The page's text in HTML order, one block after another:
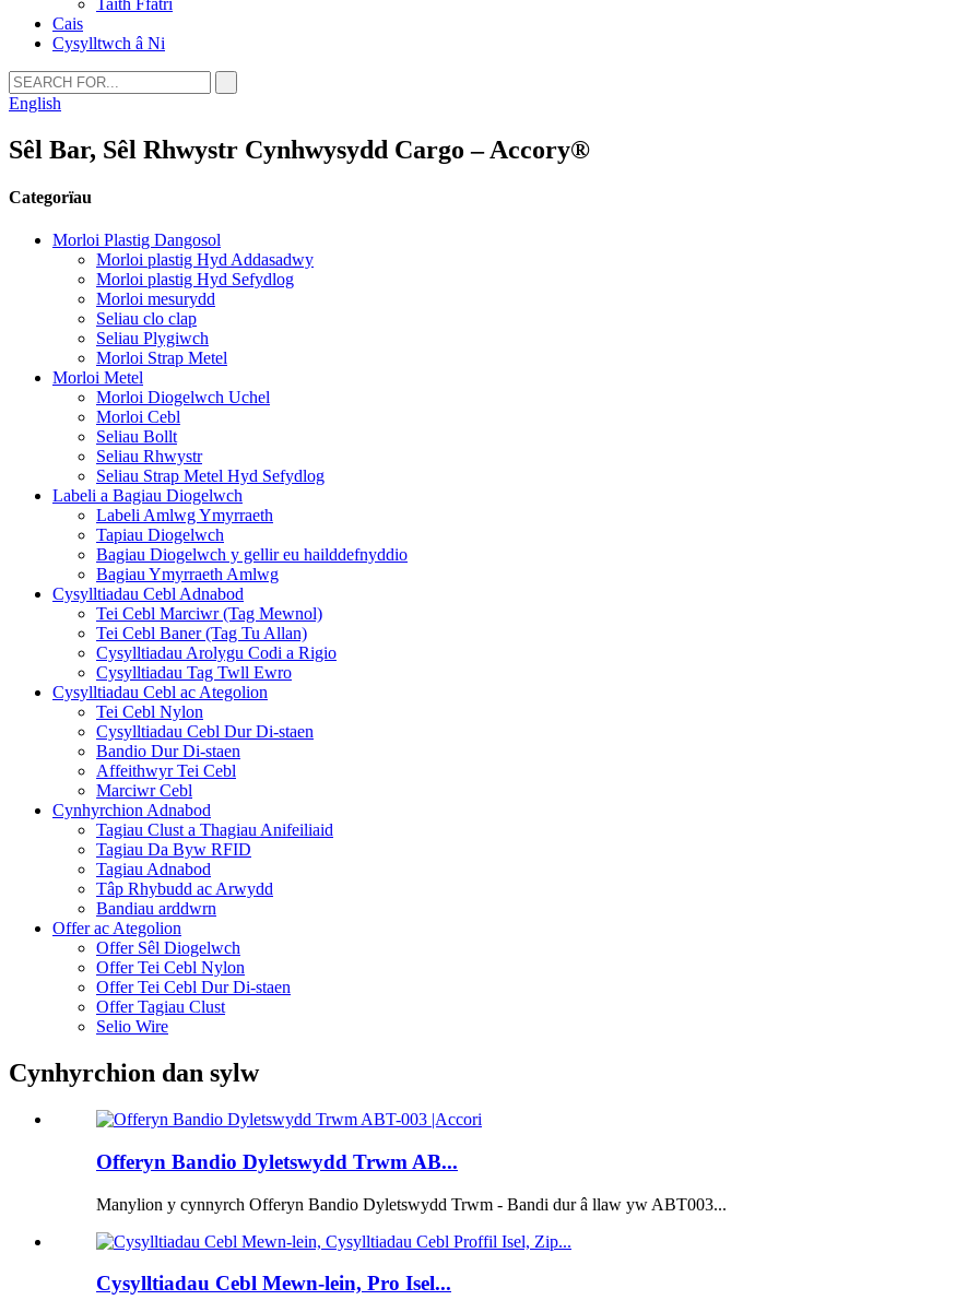
Taith Ffatri
Cais
Cysylltwch â Ni
English
Sêl Bar, Sêl Rhwystr Cynhwysydd Cargo – Accory®
Categorïau
Morloi Plastig Dangosol
Morloi plastig Hyd Addasadwy
Morloi plastig Hyd Sefydlog
Morloi mesurydd
Seliau clo clap
Seliau Plygiwch
Morloi Strap Metel
Morloi Metel
Morloi Diogelwch Uchel
Morloi Cebl
Seliau Bollt
Seliau Rhwystr
Seliau Strap Metel Hyd Sefydlog
Labeli a Bagiau Diogelwch
Labeli Amlwg Ymyrraeth
Tapiau Diogelwch
Bagiau Diogelwch y gellir eu hailddefnyddio
Bagiau Ymyrraeth Amlwg
Cysylltiadau Cebl Adnabod
Tei Cebl Marciwr (Tag Mewnol)
Tei Cebl Baner (Tag Tu Allan)
Cysylltiadau Arolygu Codi a Rigio
Cysylltiadau Tag Twll Ewro
Cysylltiadau Cebl ac Ategolion
Tei Cebl Nylon
Cysylltiadau Cebl Dur Di-staen
Bandio Dur Di-staen
Affeithwyr Tei Cebl
Marciwr Cebl
Cynhyrchion Adnabod
Tagiau Clust a Thagiau Anifeiliaid
Tagiau Da Byw RFID
Tagiau Adnabod
Tâp Rhybudd ac Arwydd
Bandiau arddwrn
Offer ac Ategolion
Offer Sêl Diogelwch
Offer Tei Cebl Nylon
Offer Tei Cebl Dur Di-staen
Offer Tagiau Clust
Selio Wire
Cynhyrchion dan sylw
Offeryn Bandio Dyletswydd Trwm AB...
Manylion y cynnyrch Offeryn Bandio Dyletswydd Trwm - Bandi dur â llaw yw ABT003...
Cysylltiadau Cebl Mewn-lein, Pro Isel...